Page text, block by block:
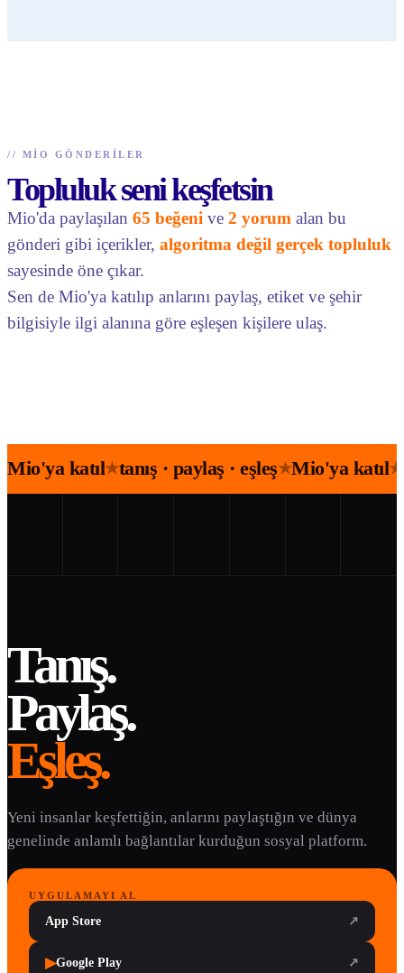
// MIO GÖNDERILER
Topluluk seni keşfetsin
Mio'da paylaşılan 65 beğeni ve 2 yorum alan bu
gönderi gibi içerikler, algoritma değil gerçek topluluk
sayesinde öne çıkar.
Sen de Mio'ya katılıp anlarını paylaş, etiket ve şehir
bilgisiyle ilgi alanına göre eşleşen kişilere ulaş.
Mio'ya katıl★tanış · paylaş · eşleş★Mio'ya katıl★
Tanış.
Paylaş.
Eşleş.
Yeni insanlar keşfettiğin, anlarını paylaştığın ve dünya
genelinde anlamlı bağlantılar kurduğun sosyal platform.
UYGULAMAYI AL
App Store ↗
▶Google Play ↗